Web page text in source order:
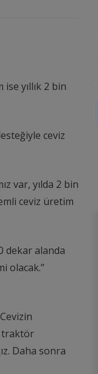
yıllık 2 bin
ceviz
var, yılda 2 bin
ceviz üretim
dekar alanda
olacak.”
traktör
Daha sonra